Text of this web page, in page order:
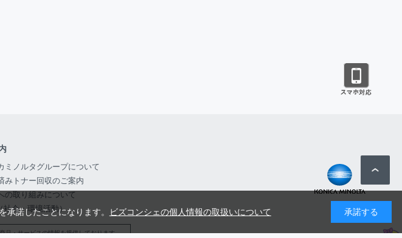
ミノルタグループについて
みトナー回収のご案内
の取り組みについて
社会・環境活動）
品・サービスの情報を提供しております
諾したことになります。 ビズコンシェの個人情報の取扱いについて 承諾する